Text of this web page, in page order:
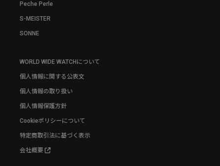
Peche Perle
S-MEISTER
SONNE
WORLD WIDE WATCHについて
個人情報に関する公表文
個人情報の取り扱い
個人情報保護方針
Cookieポリシーについて
特定商取引法に基づく表示
会社概要